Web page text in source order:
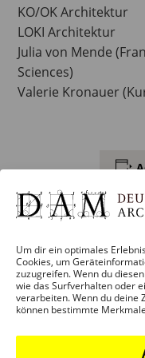
Um dir ein optimales
Cookies, um
zuzugreifen. Wenn du
wie das Surfverhalten oder
verarbeiten. Wenn du deine
können bestimmte
KO/OK Architektur
LOKI Architektur
Julia von Mende
Sciences)
Valerie Kronauer
DETAILS
Date:
20. August